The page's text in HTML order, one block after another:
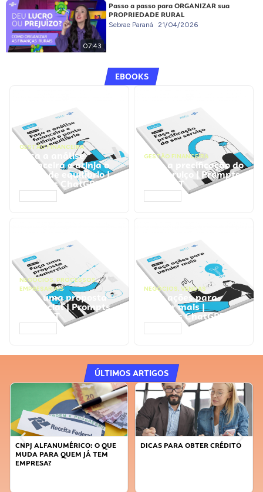
07:43
Passo a passo para ORGANIZAR sua
PROPRIEDADE RURAL
Sebrae Paraná 21/04/2026
EBOOKS
GESTÃO FINANCEIRA
Faça a análise
financeira e atinja o
ponto de equilíbrio |
Prompts ChatGPT
GESTÃO FINANCEIRA
Faça a precificação do
seu serviço | Prompts
ChatGPT
NEGÓCIOS, PROCESSOS
EMPRESARIAIS
Faça uma proposta
comercial | Prompts
ChatGPT
NEGÓCIOS, VENDAS
Faça ações para
vender mais |
Prompts ChatGPT
ÚLTIMOS ARTIGOS
DICAS PARA OBTER CRÉDITO
FAÇA A DIFERENÇA: SEJA